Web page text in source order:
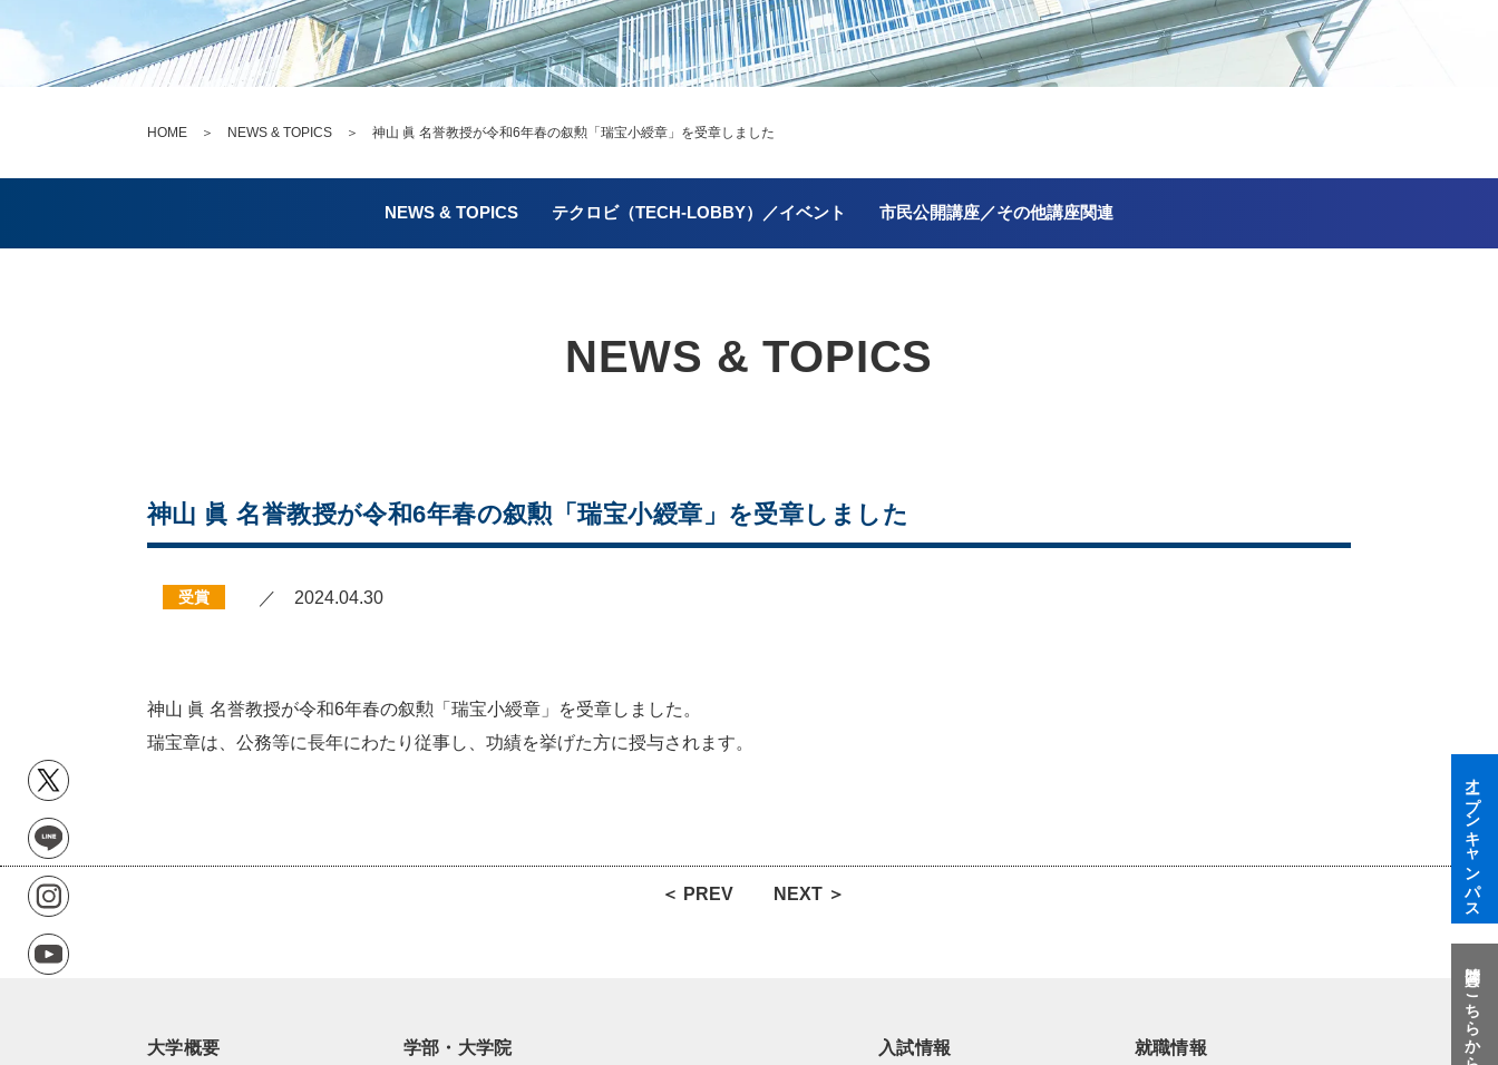
HOME ＞ NEWS & TOPICS ＞ 神山 眞 名誉教授が令和6年春の叙勲「瑞宝小綬章」を受章しました
NEWS & TOPICS テクロビ（TECH-LOBBY）／イベント 市民公開講座／その他講座関連
NEWS & TOPICS
神山 眞 名誉教授が令和6年春の叙勲「瑞宝小綬章」を受章しました
受賞 ／ 2024.04.30
神山 眞 名誉教授が令和6年春の叙勲「瑞宝小綬章」を受章しました。
瑞宝章は、公務等に長年にわたり従事し、功績を挙げた方に授与されます。
＜ PREV NEXT ＞
大学概要 学部・大学院 入試情報 就職情報
オープンキャンパス
質問はこちらから